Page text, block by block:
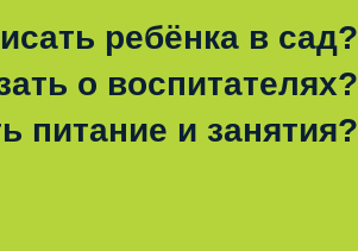
ребёнка в сад?
о воспитателях?
питание и занятия?